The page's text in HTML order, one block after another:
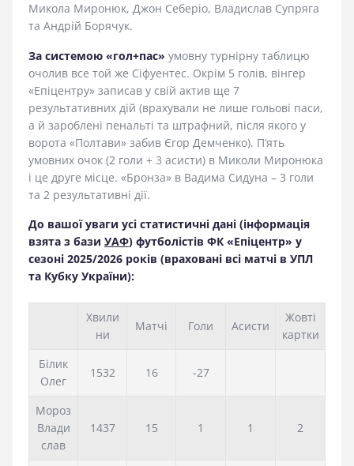
Микола Миронюк, Джон Себеріо, Владислав Супряга
та Андрій Борячук.
За системою «гол+пас» умовну турнірну таблицю
очолив все той же Сіфуентес. Окрім 5 голів, вінгер
«Епіцентру» записав у свій актив ще 7
результативних дій (врахували не лише гольові паси,
а й зароблені пенальті та штрафний, після якого у
ворота «Полтави» забив Єгор Демченко). П’ять
умовних очок (2 голи + 3 асисти) в Миколи Миронюка
і це друге місце. «Бронза» в Вадима Сидуна – 3 голи
та 2 результативні дії.
До вашої уваги усі статистичні дані (інформація
взята з бази УАФ) футболістів ФК «Епіцентр» у
сезоні 2025/2026 років (враховані всі матчі в УПЛ
та Кубку України):
Хвили
ни
Матчі Голи Асисти
Жовті
картки
Білик
Олег
1532 16 -27
Мороз
Влади
слав
1437 15 1 1 2